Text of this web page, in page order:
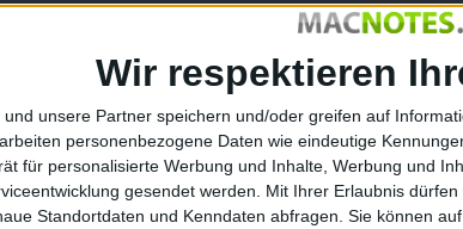
Wir respektieren
und unsere Partner speichern und/oder greifen auf
personenbezogene Daten wie eindeutige
für personalisierte Werbung und Inhalte, Werbung und
gesendet werden.
Mit Ihrer Erlaubnis
Standortdaten und Kenndaten abfragen. Sie können
anzeigen lassen. Dazu geht ihr wie folgt vor:
belegt sein. Die Sprachmemo-App Apples muss sich
unten rechts).
auf die nächste (Homescreen), sodass die